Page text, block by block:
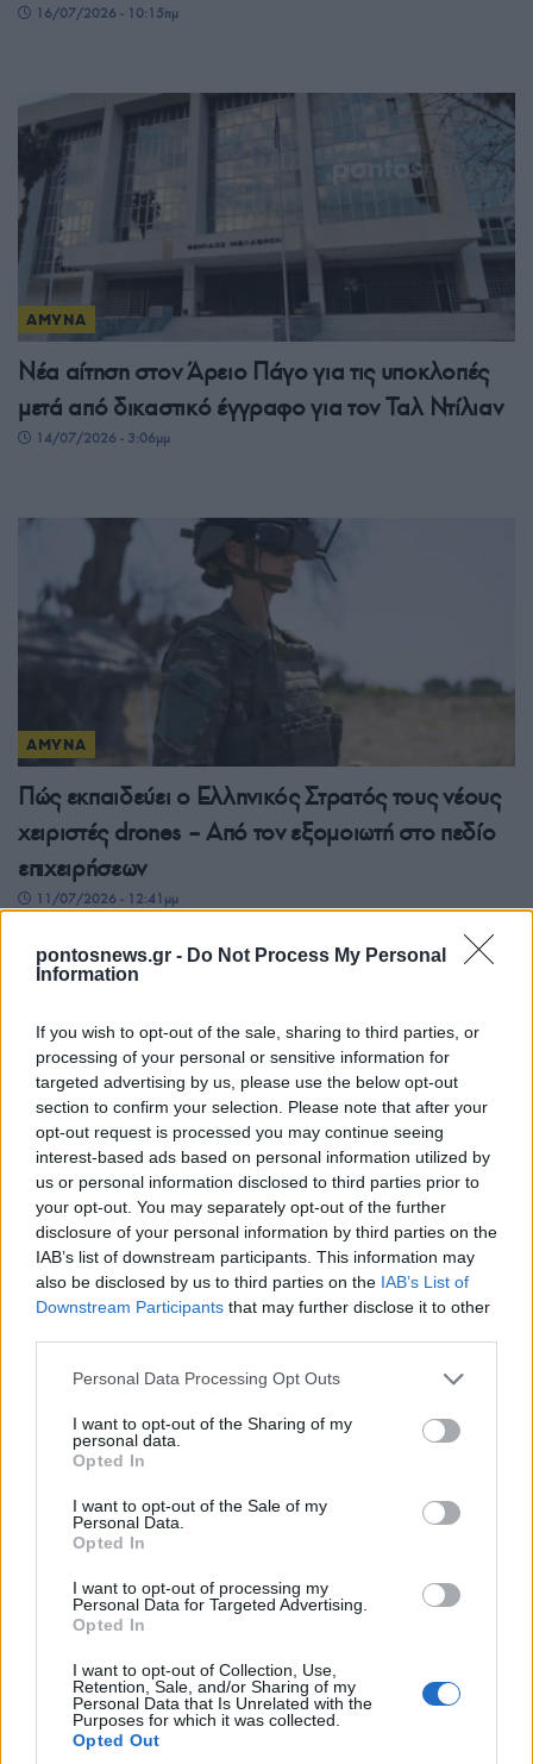
pontosnews.gr - Do Not Process My Personal
Information
If you wish to opt-out of the sale, sharing to third parties, or
processing of your personal or sensitive information for
targeted advertising by us, please use the below opt-out
section to confirm your selection. Please note that after your
opt-out request is processed you may continue seeing
interest-based ads based on personal information utilized by
us or personal information disclosed to third parties prior to
your opt-out. You may separately opt-out of the further
disclosure of your personal information by third parties on the
IAB’s list of downstream participants. This information may
also be disclosed by us to third parties on the IAB’s List of
Downstream Participants that may further disclose it to other
Please note that this website/app uses one or more Google
not limited to your visit or usage behaviour. You may click to
grant or deny consent to Google and its third-party tags to
use your data for below specified purposes in below Google
consent section.
Personal Data Processing Opt Outs
I want to opt-out of the Sharing of my
personal data.
Opted In
I want to opt-out of the Sale of my
Personal Data.
Opted In
I want to opt-out of processing my
Personal Data for Targeted Advertising.
Opted In
I want to opt-out of Collection, Use,
Retention, Sale, and/or Sharing of my
Personal Data that Is Unrelated with the
Purposes for which it was collected.
Opted Out
16/07/2026 - 10:15πμ
ΑΜΥΝΑ
Νέα αίτηση στον Άρειο Πάγο για τις υποκλοπές
μετά από δικαστικό έγγραφο για τον Ταλ Ντίλιαν
14/07/2026 - 3:06μμ
ΑΜΥΝΑ
Πώς εκπαιδεύει ο Ελληνικός Στρατός τους νέους
χειριστές drones – Από τον εξομοιωτή στο πεδίο
επιχειρήσεων
11/07/2026 - 12:41μμ
ΑΜΥΝΑ
F-16 έκανε αναγκαστική προσγείωση στη
Ζάκυνθο λόγω μηχανικής βλάβης
ΑΜΥΝΑ
F-35: Επιστολή Ρεπουμπλικάνου βουλευτή στον
Ντόναλντ Τραμπ για να μπλοκαριστεί η πώληση
των μαχητικών στην Τουρκία